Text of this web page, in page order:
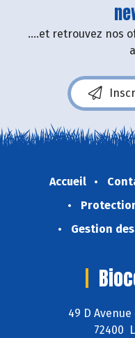
....et retrouvez nos
Accueil
Gestion
49 D
72400